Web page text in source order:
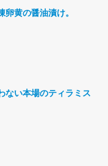
黄の醤油漬け。
い本場のティラミス。